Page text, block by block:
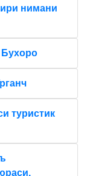
нимани
Бухоро
туристик